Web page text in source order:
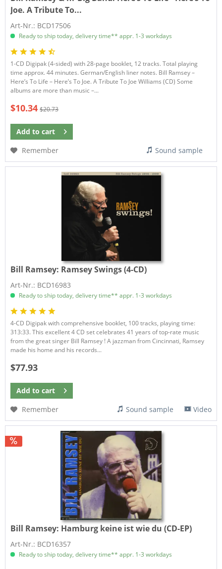
Joe. A Tribute To...
Art-Nr.: BCD17506
Ready to ship today, delivery time** appr. 1-3 workdays
1-CD Digipak (4-sided) with 28-page booklet, 12 tracks. Total playing
time approx. 44 minutes. German/English liner notes. Bill Ramsey –
Here’s To Life – Here’s To Joe. A Tribute To Joe Williams (CD) Some
albums are more than music –...
$10.34 $20.73
Add to cart
Remember
Sound sample
Bill Ramsey: Ramsey Swings (4-CD)
Art-Nr.: BCD16983
Ready to ship today, delivery time** appr. 1-3 workdays
4-CD Digipak with comprehensive booklet, 100 tracks, playing time:
313:33. This excellent 4 CD set celebrates 41 years of top-rate music
from the great singer Bill Ramsey ! A jazzman from Cincinnati, Ramsey
made his home and his records...
$77.93
Add to cart
Remember
Sound sample Video
Bill Ramsey: Hamburg keine ist wie du (CD-EP)
Art-Nr.: BCD16357
Ready to ship today, delivery time** appr. 1-3 workdays